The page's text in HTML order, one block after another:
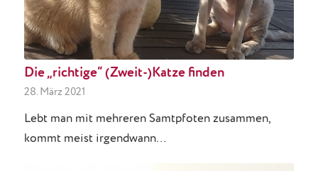
Die „richtige“ (Zweit-)Katze finden
28. März 2021
Lebt man mit mehreren Samtpfoten zusammen,
kommt meist irgendwann…